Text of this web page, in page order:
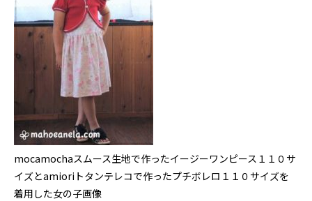
mocamochaスムース生地で作ったイージーワンピース１１０サ
イズとamioriトタンテレコで作ったプチボレロ１１０サイズを
着用した女の子画像